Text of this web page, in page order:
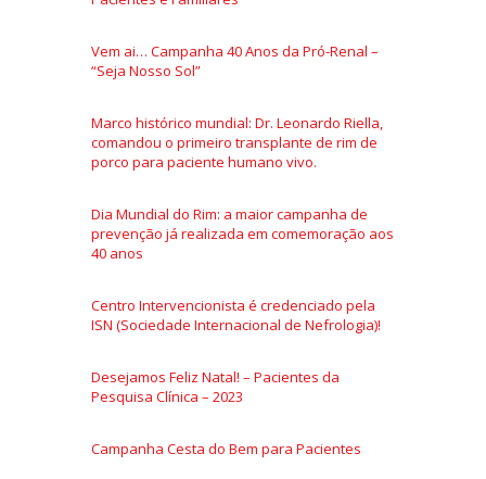
Vem ai… Campanha 40 Anos da Pró-Renal –
“Seja Nosso Sol”
Marco histórico mundial: Dr. Leonardo Riella,
comandou o primeiro transplante de rim de
porco para paciente humano vivo.
Dia Mundial do Rim: a maior campanha de
prevenção já realizada em comemoração aos
40 anos
Centro Intervencionista é credenciado pela
ISN (Sociedade Internacional de Nefrologia)!
Desejamos Feliz Natal! – Pacientes da
Pesquisa Clínica – 2023
Campanha Cesta do Bem para Pacientes